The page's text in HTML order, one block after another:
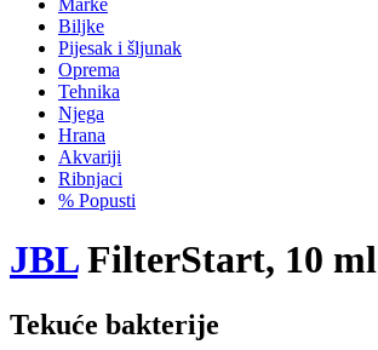
Marke
Biljke
Pijesak i šljunak
Oprema
Tehnika
Njega
Hrana
Akvariji
Ribnjaci
% Popusti
JBLFilterStart, 10 ml
Tekuće bakterije